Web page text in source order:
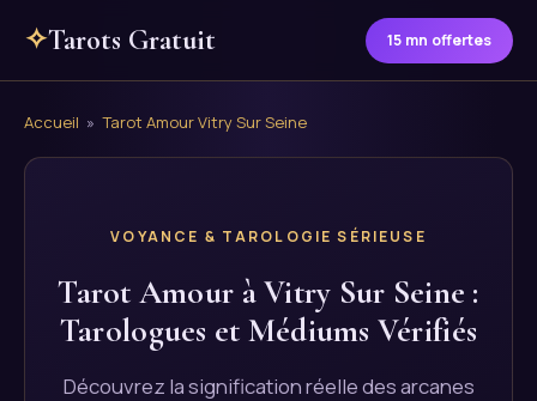
✧Tarots Gratuit 15 mn offertes
Accueil » Tarot Amour Vitry Sur Seine
VOYANCE & TAROLOGIE SÉRIEUSE
Tarot Amour à Vitry Sur Seine :
Tarologues et Médiums Vérifiés
Découvrez la signification réelle des arcanes